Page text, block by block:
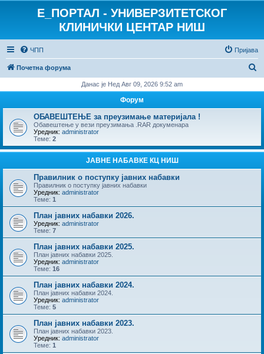
E_ПОРТАЛ - УНИВЕРЗИТЕТСКОГ
КЛИНИЧКИ ЦЕНТАР НИШ
ЧПП Пријава
Почетна форума
т
г
Данас је Нед Авг 09, 2026 9:52 am
Форум
ОБАВЕШТЕЊЕ за преузимање материјала !
Обавештење у вези преузимања .RAR докуменара
Уредник: administrator
Теме: 2
ЈАВНЕ НАБАВКЕ КЦ НИШ
Правилник о поступку јавних набавки
Правилник о поступку јавних набавки
Уредник: administrator
Теме: 1
План јавних набавки 2026.
Уредник: administrator
Теме: 7
План јавних набавки 2025.
План јавних набавки 2025.
Уредник: administrator
Теме: 16
План јавних набавки 2024.
План јавних набавки 2024.
Уредник: administrator
Теме: 5
План јавних набавки 2023.
План јавних набавки 2023.
Уредник: administrator
Теме: 1